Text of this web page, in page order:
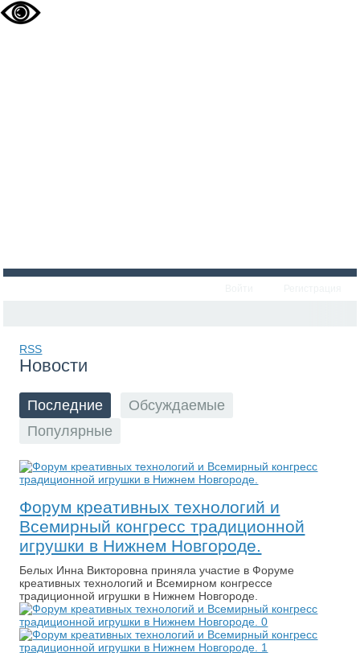
RSS
Новости
Последние
Обсуждаемые
Популярные
Форум креативных технологий и
Всемирный конгресс традиционной
игрушки в Нижнем Новгороде.
Белых Инна Викторовна приняла участие в Форуме
креативных технологий и Всемирном конгрессе
традиционной игрушки в Нижнем Новгороде.